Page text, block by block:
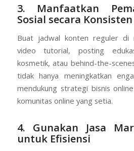
3. Manfaatkan
Sosial secara Konsisten
Buat jadwal konten reguler di
video tutorial, posting
kosmetik, atau behind-the-
tidak hanya meningkatkan
mendukung strategi bisnis
komunitas online yang setia.
4. Gunakan Jasa
untuk Efisiensi